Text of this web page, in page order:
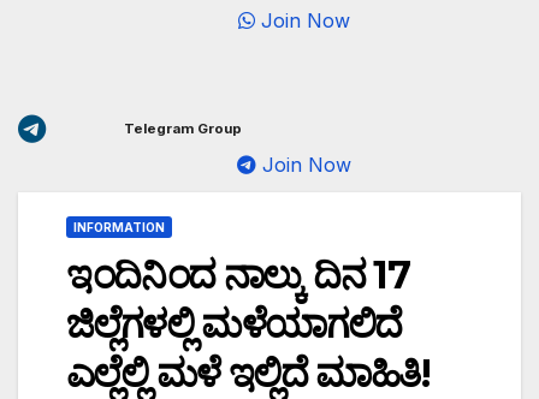
Join Now
Telegram Group
Join Now
INFORMATION
ಇಂದಿನಿಂದ ನಾಲ್ಕು ದಿನ 17
ಜಿಲ್ಲೆಗಳಲ್ಲಿ ಮಳೆಯಾಗಲಿದೆ
ಎಲ್ಲೆಲ್ಲಿ ಮಳೆ ಇಲ್ಲಿದೆ ಮಾಹಿತಿ!